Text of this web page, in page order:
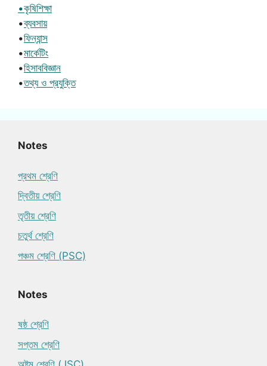
•কৃষিশিক্ষা
•ব্যবসায়
•ফিন্যান্স
•মার্কেটিং
•হিসাববিজ্ঞান
•তথ্য ও প্রযুক্তি
Notes
প্রথম শ্রেণি
দ্বিতীয় শ্রেণি
তৃতীয় শ্রেণি
চতুর্থ শ্রেণি
পঞ্চম শ্রেণি (PSC)
Notes
ষষ্ঠ শ্রেণি
সপ্তম শ্রেণি